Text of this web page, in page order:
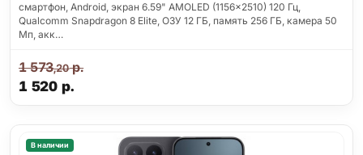
смартфон, Android, экран 6.59" AMOLED (1156x2510) 120 Гц,
Qualcomm Snapdragon 8 Elite, ОЗУ 12 ГБ, память 256 ГБ, камера 50
Мп, акк…
1 520 р.
1 573,20р.
В наличии